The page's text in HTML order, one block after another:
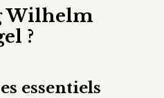
Wilhelm
?
essentiels